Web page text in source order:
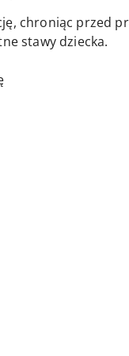
chroniąc przed
stawy dziecka.